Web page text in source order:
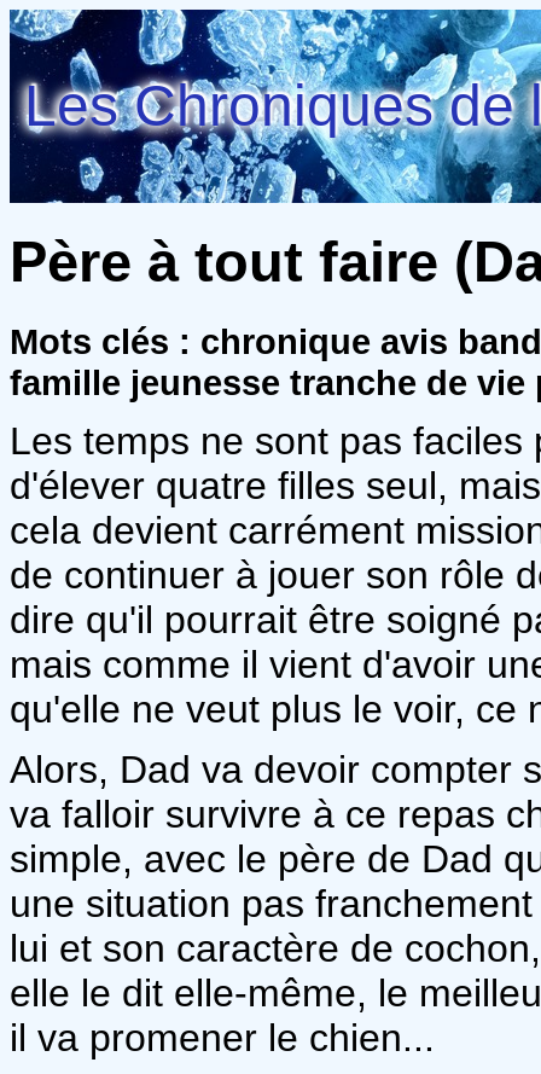
Les Chroniques de
Père à tout faire
Mots clés : chronique avis
famille jeunesse tranche de vie
Les temps ne sont pas
d'élever quatre filles seul,
cela devient carrément
de continuer à jouer son rôle
dire qu'il pourrait être soigné
mais comme il vient d'avoir
qu'elle ne veut plus le voir, ce
Alors, Dad va devoir compter
va falloir survivre à ce repas
simple, avec le père de Dad
une situation pas
lui et son caractère de
elle le dit elle-même, le
il va promener le chien...